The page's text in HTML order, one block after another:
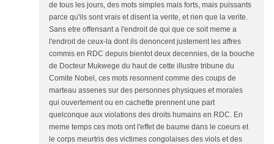
de tous les jours, des mots simples mais forts, mais puissants
parce qu'ils sont vrais et disent la verite, et rien que la verite.
Sans etre offensant a l'endroit de qui que ce soit meme a
l'endroit de ceux-la dont ils denoncent justement les affres
commis en RDC depuis bientot deux decennies, de la bouche
de Docteur Mukwege du haut de cette illustre tribune du
Comite Nobel, ces mots resonnent comme des coups de
marteau assenes sur des personnes physiques et morales
qui ouvertement ou en cachette prennent une part
quelconque aux violations des droits humains en RDC. En
meme temps ces mots ont l'effet de baume dans le coeurs et
le corps meurtris des victimes congolaises des viols et des